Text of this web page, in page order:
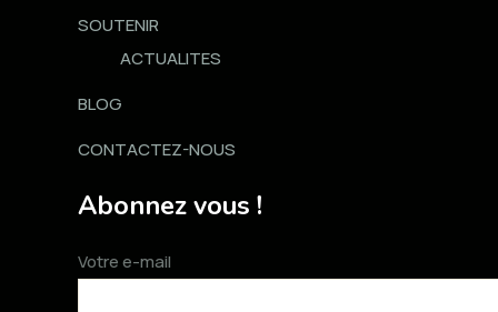
SOUTENIR
ACTUALITES
BLOG
CONTACTEZ-NOUS
Abonnez vous !
Votre e-mail